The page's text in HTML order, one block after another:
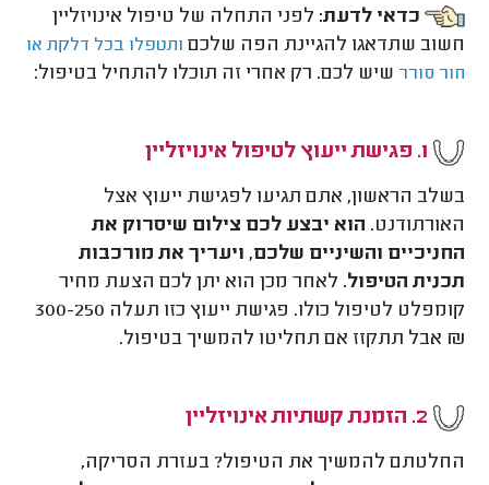
כדאי לדעת: לפני התחלה של טיפול אינויזליין
חשוב שתדאגו להגיינת הפה שלכם ותטפלו בכל דלקת או
חור סורר שיש לכם. רק אחרי זה תוכלו להתחיל בטיפול:
בשלב הראשון, אתם תגיעו לפגישת ייעוץ אצל
האורתודנט. הוא יבצע לכם צילום שיסרוק את
החניכיים והשיניים שלכם, ויעריך את מורכבות
תכנית הטיפול. לאחר מכן הוא יתן לכם הצעת מחיר
קומפלט לטיפול כולו. פגישת ייעוץ כזו תעלה 300-250
₪ אבל תתקזז אם תחליטו להמשיך בטיפול.
החלטתם להמשיך את הטיפול? בעזרת הסריקה,